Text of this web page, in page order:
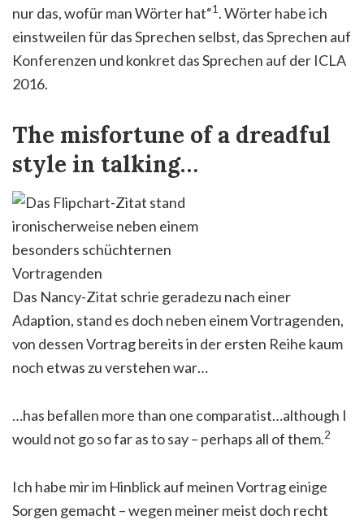
nur das, wofür man Wörter hat“1. Wörter habe ich
einstweilen für das Sprechen selbst, das Sprechen auf
Konferenzen und konkret das Sprechen auf der ICLA
2016.
The misfortune of a dreadful
style in talking…
Das Nancy-Zitat schrie geradezu nach einer
Adaption, stand es doch neben einem Vortragenden,
von dessen Vortrag bereits in der ersten Reihe kaum
noch etwas zu verstehen war…
…has befallen more than one comparatist…although I
would not go so far as to say – perhaps all of them.2
Ich habe mir im Hinblick auf meinen Vortrag einige
Sorgen gemacht – wegen meiner meist doch recht